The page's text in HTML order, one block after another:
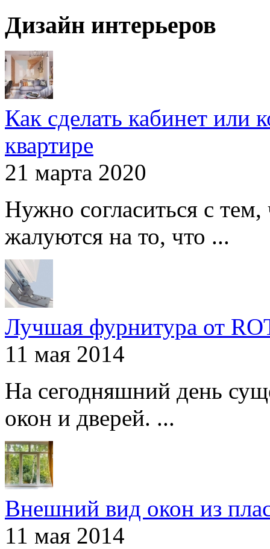
Дизайн интерьеров
Как сделать кабинет или
квартире
21 марта 2020
Нужно согласиться с
жалуются на то, что ...
Лучшая фурнитура от
11 мая 2014
На сегодняшний день
окон и дверей. ...
Внешний вид окон из
11 мая 2014